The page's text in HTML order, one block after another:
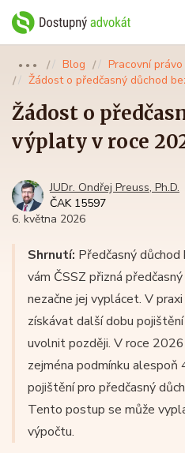
●●● Blog
Pracovní právo
Žádost o předčasný důchod
Žádost o
výplaty v roce
JUDr. Ondřej Preuss, Ph.D.
ČAK 15597
6. května 2026
Shrnutí: Předčasný
vám ČSSZ přizná
nezačne jej vyplácet. V
získávat další dobu
uvolnit později. V roce
zejména podmínku
pojištění pro předčasný
Tento postup se může
výpočtu.